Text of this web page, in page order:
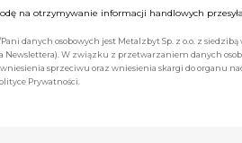
na otrzymywanie informacji handlowych
danych osobowych jest Metalzbyt Sp. z o.o. z
Newslettera). W związku z przetwarzaniem danych
sprzeciwu oraz wniesienia skargi do organu
Prywatności.